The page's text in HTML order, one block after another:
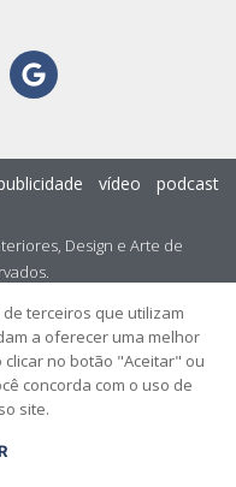
Design e Arte de
vídeo podcast
terceiros que utilizam
a oferecer uma melhor
no botão "Aceitar" ou
concorda com o uso de
site.